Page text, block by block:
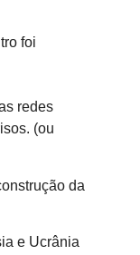
foi
redes
(ou
da
e Ucrânia